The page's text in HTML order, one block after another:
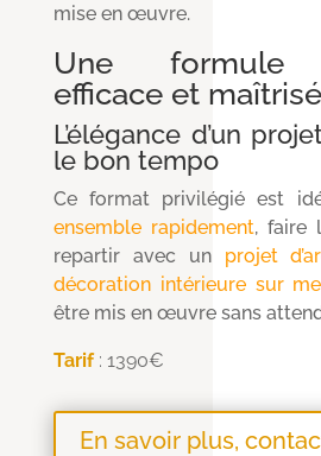
mise en œuvre.
Une formule
efficace et
L’élégance d’un
le bon tempo
Ce format privilégié est
ensemble rapidement, faire
repartir avec un projet
décoration intérieure sur
être mis en œuvre sans
Tarif : 1390€
En savoir plus,